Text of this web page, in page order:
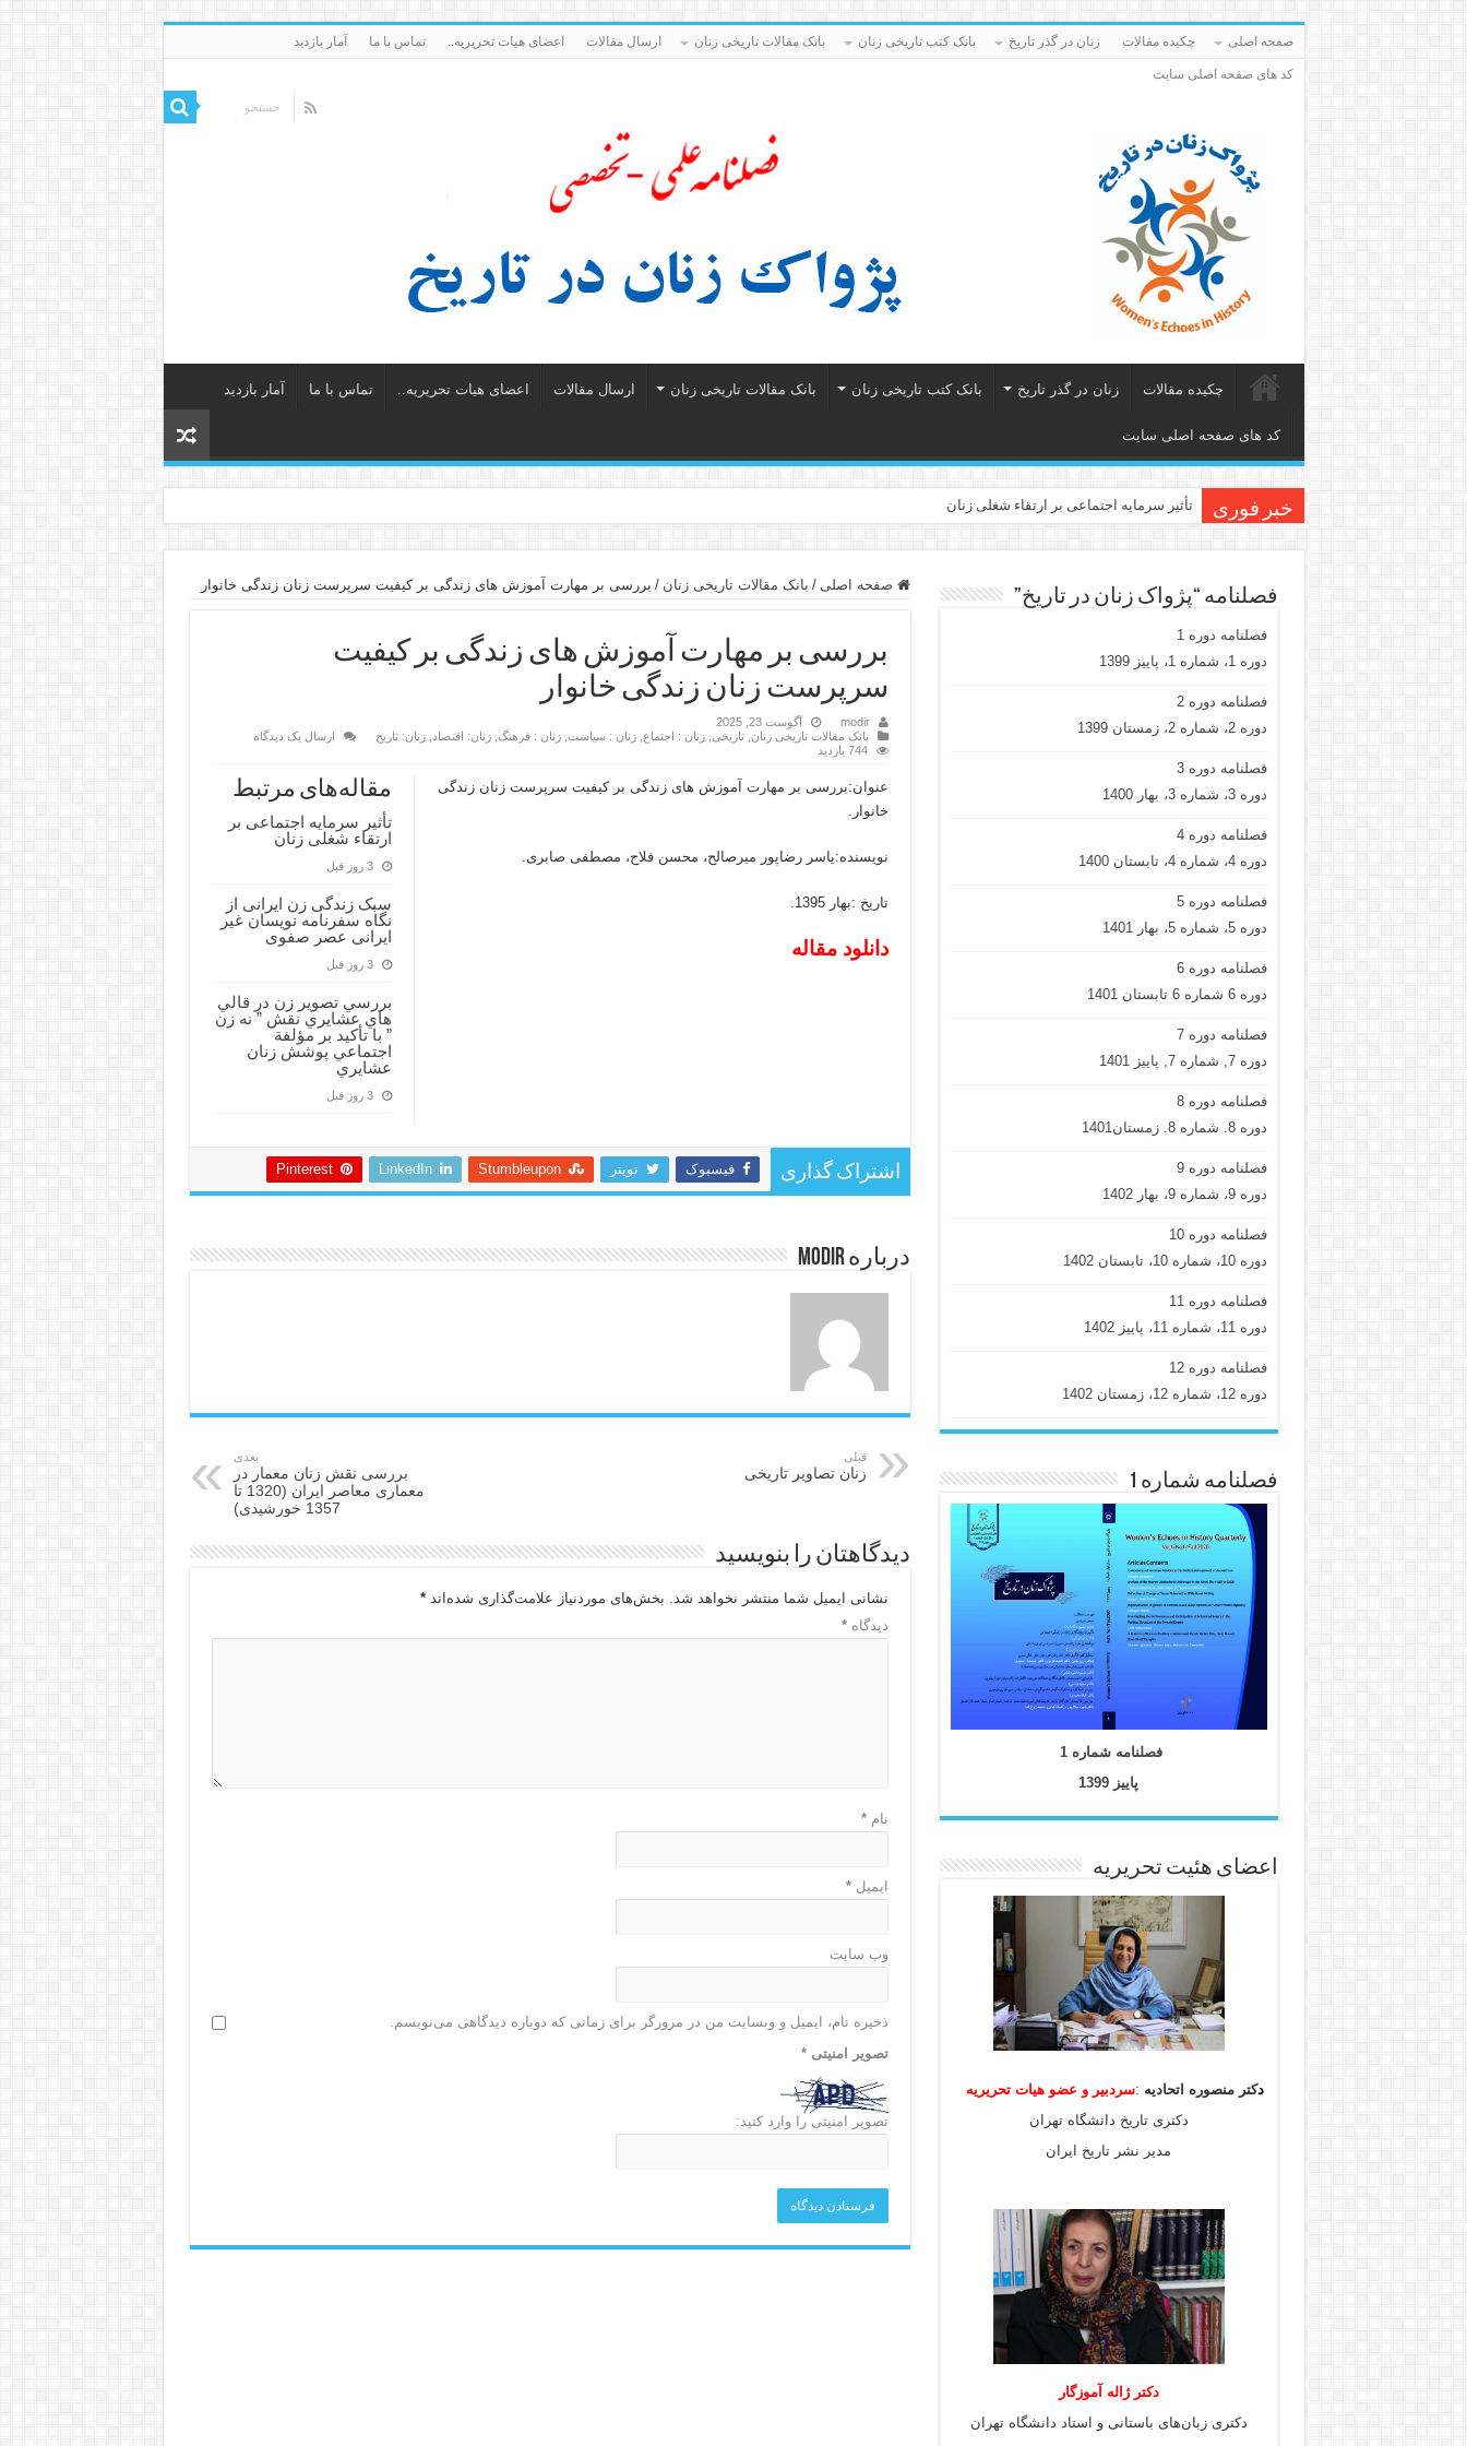
صفحه اصلی چکیده مقالات زنان در گذر تاریخ بانک کتب تاریخی زنان بانک مقالات تاریخی زنان ارسال مقالات اعضای هیات تحریریه.. تماس با ما آمار بازدید
کد های صفحه اصلی سایت
چکیده مقالات زنان در گذر تاریخ بانک کتب تاریخی زنان بانک مقالات تاریخی زنان ارسال مقالات اعضای هیات تحریریه.. تماس با ما آمار بازدید
کد های صفحه اصلی سایت
خبر فوری تأثیر سرمایه اجتماعی بر ارتقاء شغلی زنان
صفحه اصلی / بانک مقالات تاریخی زنان / بررسی بر مهارت آموزش های زندگی بر کیفیت سرپرست زنان زندگی خانوار
بررسی بر مهارت آموزش های زندگی بر کیفیت
سرپرست زنان زندگی خانوار
modir
آگوست 23, 2025
بانک مقالات تاریخی زنان ,تاریخی ,زنان : اجتماع ,زنان : سیاست ,زنان : فرهنگ ,زنان: اقتصاد ,زنان: تاریخ
ارسال یک دیدگاه
744 بازدید
مقاله‌های مرتبط
تأثیر سرمایه اجتماعی بر
ارتقاء شغلی زنان
3 روز قبل
سبک زندگی زن ایرانی از
نگاه سفرنامه نویسان غیر
ایرانی عصر صفوی
3 روز قبل
بررسي تصوير زن در قالي
هاي عشايري نقش ” نه زن
” با تأكيد بر مؤلفة
اجتماعي پوشش زنان
عشايري
3 روز قبل
عنوان:بررسی بر مهارت آموزش های زندگی بر کیفیت سرپرست زنان زندگی
خانوار.
نویسنده:یاسر رضاپور میرصالح، محسن فلاح، مصطفی صابری.
تاریخ :بهار 1395.
دانلود مقاله
اشتراک گذاری فیسبوک تویتر Stumbleupon
LinkedIn
Pinterest
درباره modir
قبلی
زنان تصاویر تاریخی
بعدی
بررسی نقش زنان معمار در
معماری معاصر ایران (1320 تا
1357 خورشیدی)
دیدگاهتان را بنویسید
نشانی ایمیل شما منتشر نخواهد شد. بخش‌های موردنیاز علامت‌گذاری شده‌اند*
دیدگاه*
نام*
ایمیل*
وب‌ سایت
ذخیره نام، ایمیل و وبسایت من در مرورگر برای زمانی که دوباره دیدگاهی می‌نویسم.
تصویر امنیتی*
تصویر امنیتی را وارد کنید:
فصلنامه “پژواک زنان در تاریخ”
فصلنامه دوره 1
دوره 1، شماره 1، پاییز 1399
فصلنامه دوره 2
دوره 2، شماره 2، زمستان 1399
فصلنامه دوره 3
دوره 3، شماره 3، بهار 1400
فصلنامه دوره 4
دوره 4، شماره 4، تابستان 1400
فصلنامه دوره 5
دوره 5، شماره 5، بهار 1401
فصلنامه دوره 6
دوره 6 شماره 6 تابستان 1401
فصلنامه دوره 7
دوره 7, شماره 7, پاییز 1401
فصلنامه دوره 8
دوره 8. شماره 8. زمستان1401
فصلنامه دوره 9
دوره 9، شماره 9، بهار 1402
فصلنامه دوره 10
دوره 10، شماره 10، تابستان 1402
فصلنامه دوره 11
دوره 11، شماره 11، پاییز 1402
فصلنامه دوره 12
دوره 12، شماره 12، زمستان 1402
فصلنامه شماره 1
فصلنامه شماره 1
پاییز 1399
اعضای هئیت تحریریه
دکتر منصوره اتحادیه :سردبیر و عضو هیات تحریریه
دکتری تاریخ دانشگاه تهران
مدیر نشر تاریخ ایران
دکتر ژاله آموزگار
دکتری زبان‌های باستانی و استاد دانشگاه تهران